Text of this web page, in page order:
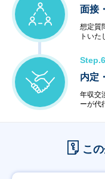
面接
想定質
トいた
Step.6
内定
年収交
ーが代
こ